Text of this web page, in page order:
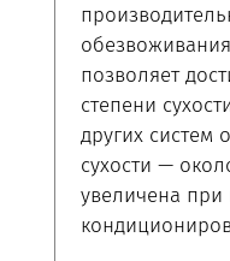
позволяет
степени
других систем
сухости —
увеличена